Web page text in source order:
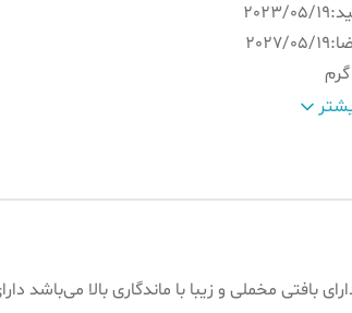
:
2023/05/19
:
2027/05/19
بافتی مات و مخملی
بافتی مخملی و زیبا با ماندگاری بالا می‌باشد